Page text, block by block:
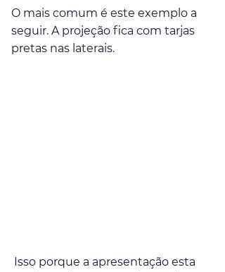
O mais comum é este exemplo a
seguir. A projeção fica com tarjas
pretas nas laterais.